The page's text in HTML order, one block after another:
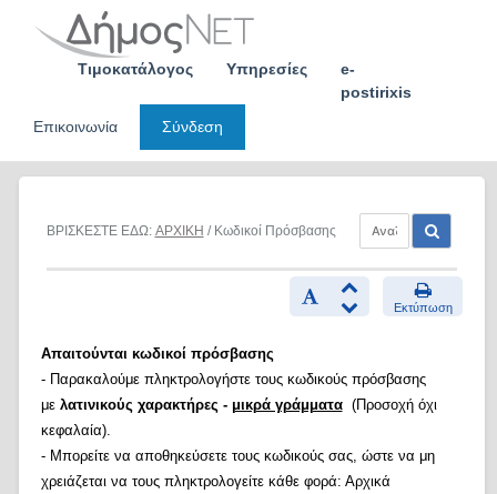
Τιμοκατάλογος Υπηρεσίες
e-
postirixis
Επικοινωνία
Σύνδεση
ΒΡΙΣΚΕΣΤΕ ΕΔΩ: ΑΡΧΙΚΗ / Κωδικοί Πρόσβασης
Εκτύπωση
Απαιτούνται κωδικοί πρόσβασης
- Παρακαλούμε πληκτρολογήστε τους κωδικούς πρόσβασης
με λατινικούς χαρακτήρες - μικρά γράμματα(Προσοχή όχι
κεφαλαία).
- Μπορείτε να αποθηκεύσετε τους κωδικούς σας, ώστε να μη
χρειάζεται να τους πληκτρολογείτε κάθε φορά: Αρχικά